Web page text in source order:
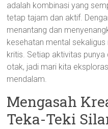
adalah kombinasi yang
tetap tajam dan aktif.
menantang dan
kesehatan mental
kritis. Setiap aktivitas
otak, jadi mari kita
mendalam.
Mengasah
Teka-Teki